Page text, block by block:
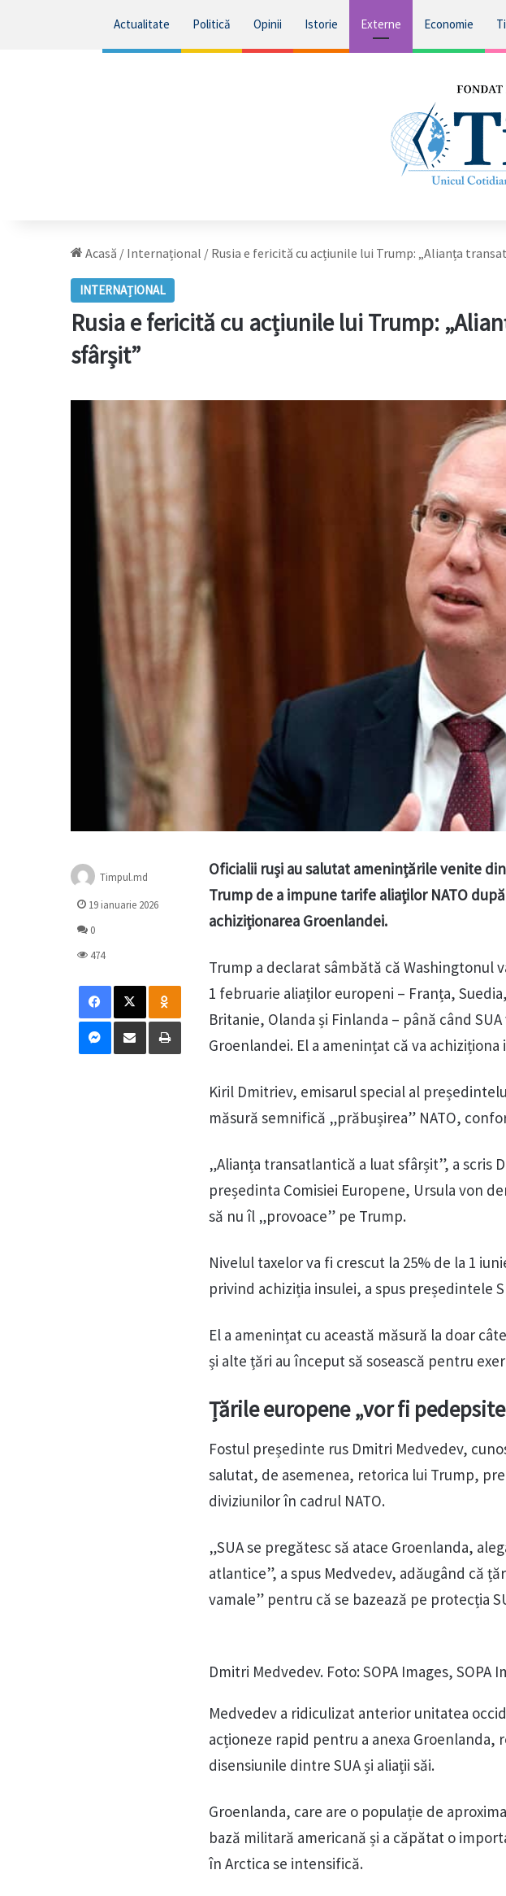
Actualitate Politică Opinii Istorie Externe Economie
Acasă / Internațional / Rusia e fericită cu acțiunile lui Trump: „Alianța
INTERNAȚIONAL
Rusia e fericită cu acțiunile lui Trump:
sfârșit”
Oficialii ruși au salutat amenințările venite
Trump de a impune tarife aliaților NATO
achiziționarea Groenlandei.
Trump a declarat sâmbătă că Washingtonul
1 februarie aliaților europeni – Franța,
Britanie, Olanda și Finlanda – până când
Groenlandei. El a amenințat că va
Kiril Dmitriev, emisarul special al
măsură semnifică „prăbușirea” NATO,
„Alianța transatlantică a luat sfârșit”, a scris
președinta Comisiei Europene, Ursula von
să nu îl „provoace” pe Trump.
Nivelul taxelor va fi crescut la 25% de la 1
privind achiziția insulei, a spus președintele
El a amenințat cu această măsură la doar
și alte țări au început să sosească pentru
Țările europene „vor fi
Fostul președinte rus Dmitri Medvedev,
salutat, de asemenea, retorica lui Trump,
diviziunilor în cadrul NATO.
„SUA se pregătesc să atace Groenlanda,
atlantice”, a spus Medvedev, adăugând că
vamale” pentru că se bazează pe protecția
Dmitri Medvedev. Foto: SOPA Images,
Medvedev a ridiculizat anterior unitatea
acționeze rapid pentru a anexa
disensiunile dintre SUA și aliații săi.
Groenlanda, care are o populație de
bază militară americană și a căpătat o
în Arctica se intensifică.
Timpul.md
19 ianuarie 2026
0
474
Facebook
X Odnoklassniki
Messenger
Distribuie prin mail Tipărește